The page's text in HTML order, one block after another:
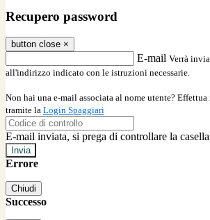
Recupero password
button close ×
E-mail Verrà
all'indirizzo indicato con le istruzioni necessarie.
Non hai una e-mail associata al nome utente?
tramite la Login Spaggiari
E-mail inviata, si prega di controllare la
Errore
Chiudi
Successo